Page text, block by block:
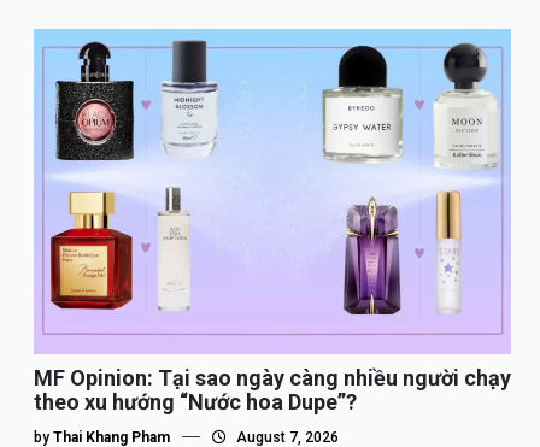
MF Opinion: Tại sao ngày càng nhiều người chạy
theo xu hướng “Nước hoa Dupe”?
by Thai Khang Pham August 7, 2026